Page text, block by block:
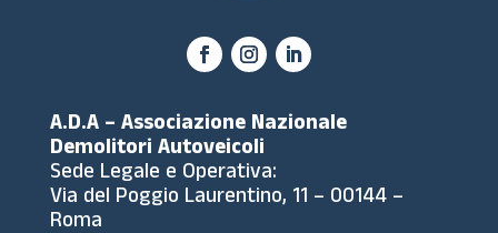
A.D.A – Associazione Nazionale
Demolitori Autoveicoli
Sede Legale e Operativa:
Via del Poggio Laurentino, 11 – 00144 –
Roma